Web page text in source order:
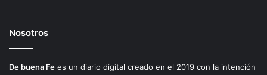
Nosotros
De buena Fe es un diario digital creado en el 2019 con la intención